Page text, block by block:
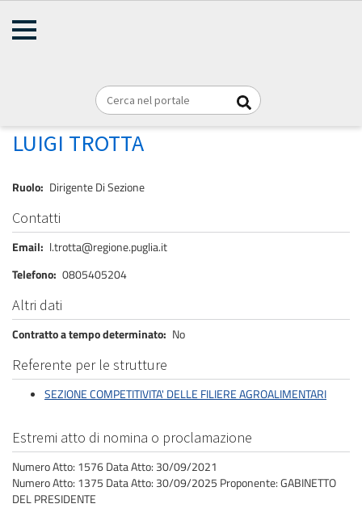
Briciole
Home
TROTTA LUIGI
LUIGI TROTTA
Ruolo Dirigente Di Sezione
Contatti
Email
l.trotta@regione.puglia.it
Telefono 0805405204
Altri dati
Contratto a tempo determinato No
Referente per le strutture
SEZIONE COMPETITIVITA' DELLE FILIERE AGROALIMENTARI
Estremi atto di nomina o proclamazione
Numero Atto: 1576 Data Atto: 30/09/2021
Numero Atto: 1375 Data Atto: 30/09/2025 Proponente: GABINETTO
DEL PRESIDENTE